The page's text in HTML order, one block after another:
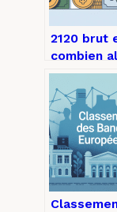
2120 brut
combien
vous
toucher ?